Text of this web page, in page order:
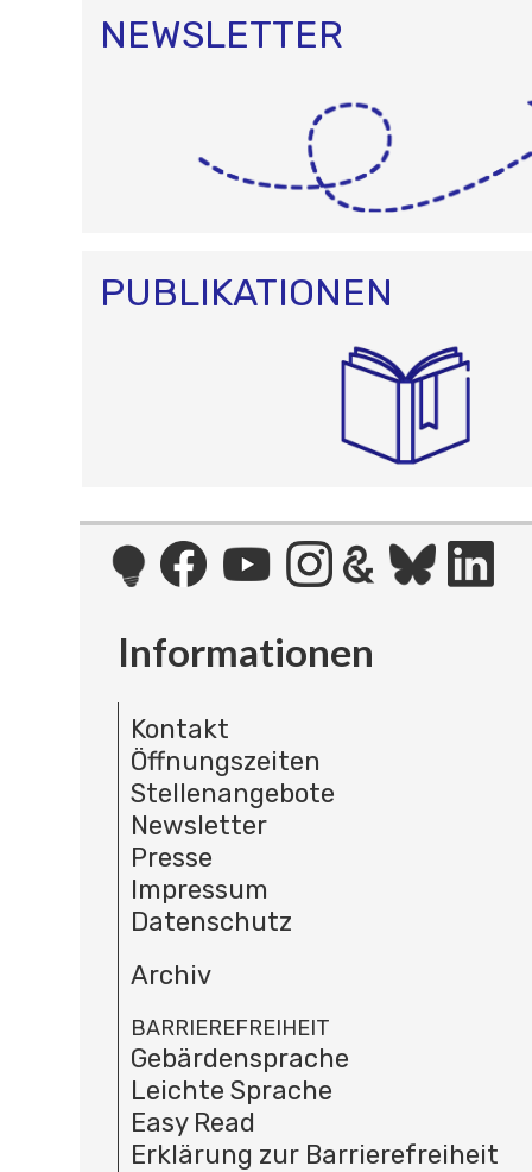
NEWSLETTER
PUBLIKATIONEN
Informationen
Kontakt
Öffnungszeiten
Stellenangebote
Newsletter
Presse
Impressum
Datenschutz
Archiv
BARRIEREFREIHEIT
Gebärdensprache
Leichte Sprache
Easy Read
Erklärung zur Barrierefreiheit